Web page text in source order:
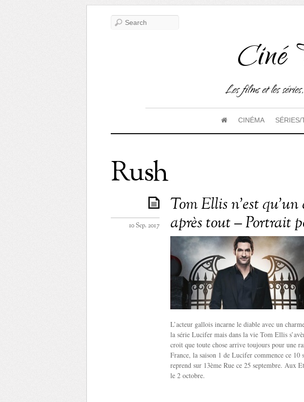
Ciné
Les films et les
CINÉMA
Rush
Tom Ellis n’est
après tout – Portrait
10 Sep. 2017
L’acteur gallois incarne le diable avec un
la série Lucifer mais dans la vie Tom Ellis
croit que toute chose arrive toujours pour une
France, la saison 1 de Lucifer commence ce 10
reprend sur 13ème Rue ce 25 septembre. Aux
le 2 octobre.